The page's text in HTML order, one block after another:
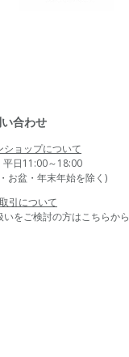
合わせ
ショップについて
平日11:00～18:00
お盆・年末年始を除く)
引について
をご検討の方はこちらから